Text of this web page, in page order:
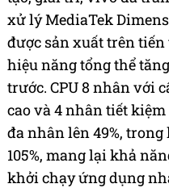
xử lý MediaTek
được sản xuất trên
hiệu năng tổng thể
trước. CPU 8 nhân với
cao và 4 nhân tiết
đa nhân lên 49%,
105%, mang lại khả
khởi chạy ứng dụng